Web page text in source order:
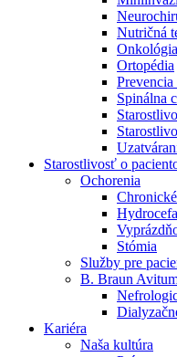
a prípravu pacientov
obličiek. Zvoľte si
Nutričná
Onkológia
Ortopédia
Spinálna
Starostlivosť o
Ochorenia
Stómia
Služby pre
B. Braun
Kariéra
Naša kultúra